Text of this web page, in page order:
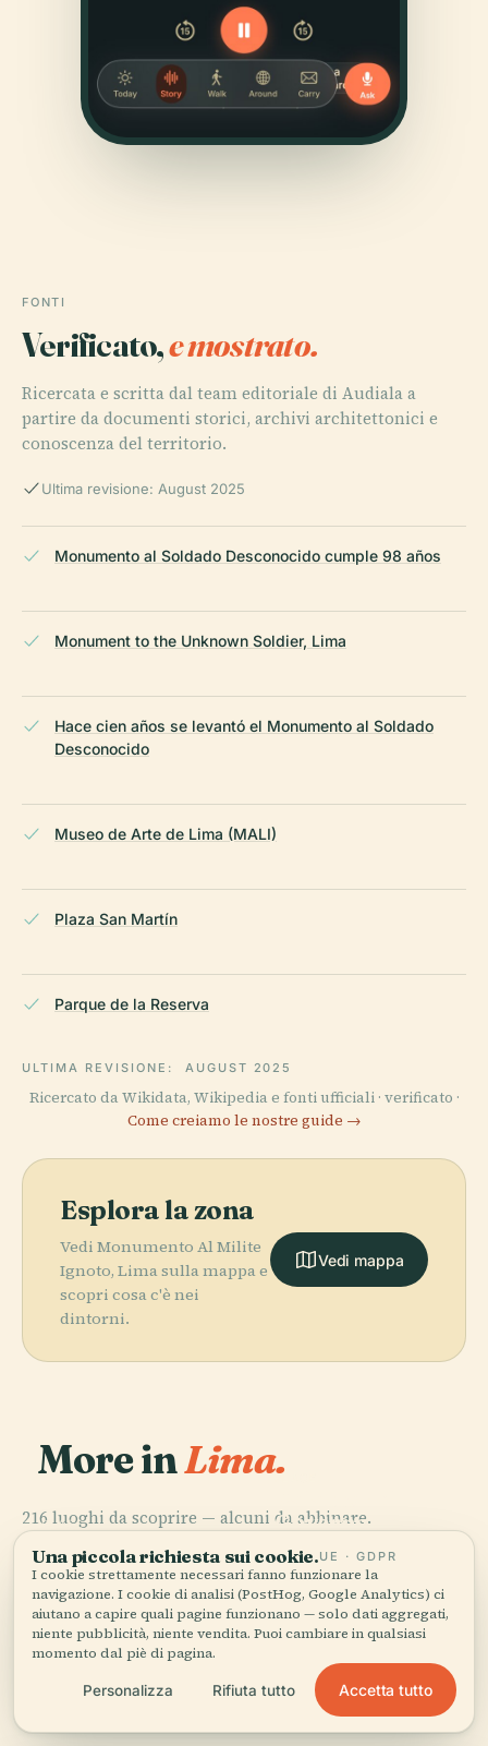
FONTI
Verificato,e mostrato.
Ricercata e scritta dal team editoriale di Audiala a
partire da documenti storici, archivi architettonici e
conoscenza del territorio.
Ultima revisione: August 2025
Monumento al Soldado Desconocido cumple 98 años
Monument to the Unknown Soldier, Lima
Hace cien años se levantó el Monumento al Soldado
Desconocido
Museo de Arte de Lima (MALI)
Plaza San Martín
Parque de la Reserva
ULTIMA REVISIONE: AUGUST 2025
Ricercato da Wikidata, Wikipedia e fonti ufficiali · verificato ·
Come creiamo le nostre guide →
Esplora la zona
Vedi Monumento Al Milite
Ignoto, Lima sulla mappa e
scopri cosa c'è nei
dintorni.
Vedi mappa
More inLima.
216 luoghi da scoprire — alcuni da abbinare.
PLACE
San Miguel
PLACE
Governo del
Perù
Chorrillos Museo Larco
Tutti i 216 luoghi di Lima
Una piccola richiesta sui cookie.UE · GDPR
I cookie strettamente necessari fanno funzionare la
navigazione. I cookie di analisi (PostHog, Google Analytics) ci
aiutano a capire quali pagine funzionano — solo dati aggregati,
niente pubblicità, niente vendita. Puoi cambiare in qualsiasi
momento dal piè di pagina.
Personalizza Rifiuta tutto Accetta tutto